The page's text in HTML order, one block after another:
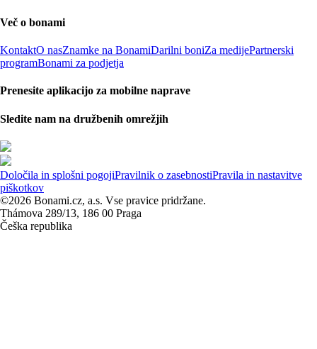
Več o bonami
KontaktO nasZnamke na BonamiDarilni boniZa medijePartnerski
programBonami za podjetja
Prenesite aplikacijo za mobilne naprave
Sledite nam na družbenih omrežjih
Določila in splošni pogojiPravilnik o zasebnostiPravila in nastavitve
piškotkov
©2026 Bonami.cz, a.s. Vse pravice pridržane.
Thámova 289/13, 186 00 Praga
Češka republika